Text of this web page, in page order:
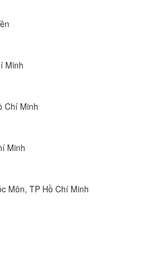
Minh
Chí Minh
Minh
Môn, TP Hồ Chí Minh